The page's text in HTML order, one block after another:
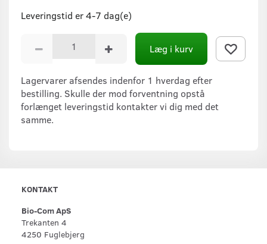
Leveringstid er 4-7 dag(e)
Læg i kurv
Lagervarer afsendes indenfor 1 hverdag efter
bestilling. Skulle der mod forventning opstå
forlænget leveringstid kontakter vi dig med det
samme.
KONTAKT
Bio-Com ApS
Trekanten 4
4250 Fuglebjerg